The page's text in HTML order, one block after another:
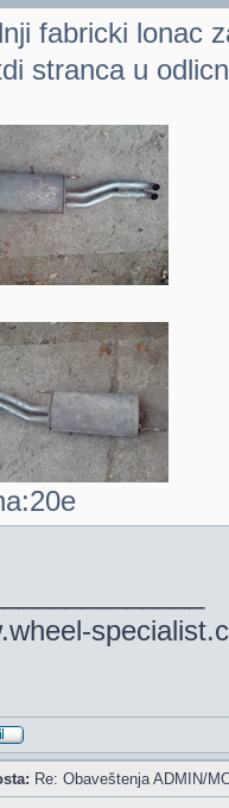
fabricki lonac
stranca u
Re: Obaveštenja ADMIN/